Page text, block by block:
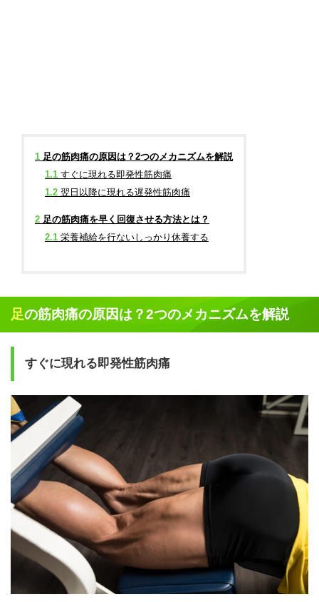
1 足の筋肉痛の原因は？2つのメカニズムを解説
1.1 すぐに現れる即発性筋肉痛
1.2 翌日以降に現れる遅発性筋肉痛
2 足の筋肉痛を早く回復させる方法とは？
2.1 栄養補給を行ないしっかり休養する
足の筋肉痛の原因は？2つのメカニズムを解説
すぐに現れる即発性筋肉痛